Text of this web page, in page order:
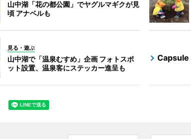
山中湖「花の都公園」でヤグルマギクが見
頃 アナベルも
見る・遊ぶ
山中湖で「温泉むすめ」企画 フォトスポ
ット設置、温泉客にステッカー進呈も
Capsule